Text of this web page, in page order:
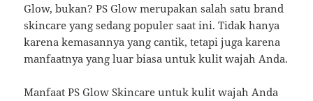
Glow, bukan? PS Glow merupakan salah satu brand
skincare yang sedang populer saat ini. Tidak hanya
karena kemasannya yang cantik, tetapi juga karena
manfaatnya yang luar biasa untuk kulit wajah Anda.
Manfaat PS Glow Skincare untuk kulit wajah Anda